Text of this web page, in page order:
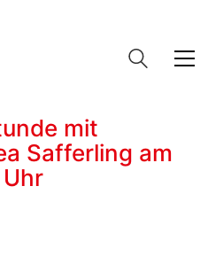
mit
Safferling am
Uhr